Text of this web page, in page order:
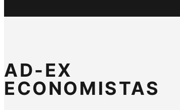
AD-EX
ECONOMISTAS